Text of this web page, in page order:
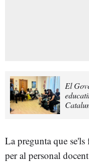
El
La pregunta que se'ls
per al personal